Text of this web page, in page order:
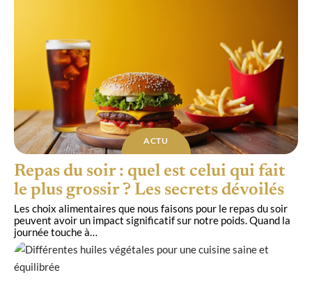
ACTU
Repas du soir : quel est celui qui fait
le plus grossir ? Les secrets dévoilés
Les choix alimentaires que nous faisons pour le repas du soir
peuvent avoir un impact significatif sur notre poids. Quand la
journée touche à…